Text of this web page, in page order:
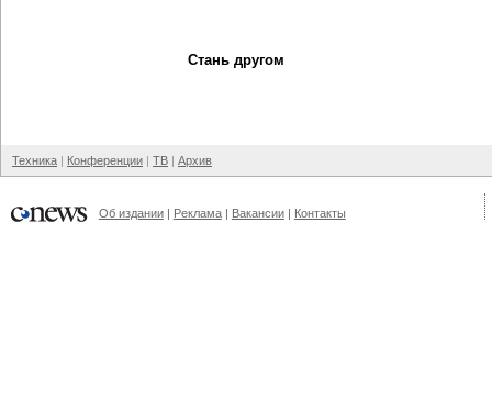
Стань другом
Техника Конференции ТВ Архив
Об издании Реклама Вакансии Контакты